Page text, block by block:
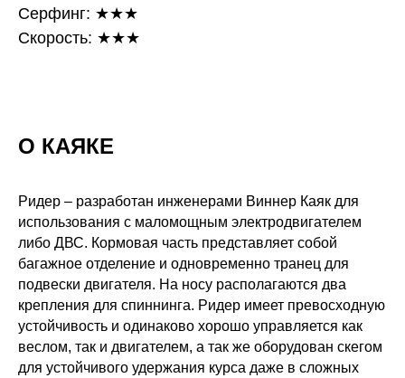
Серфинг: ★★★
Скорость: ★★★
О КАЯКЕ
Ридер – разработан инженерами Виннер Каяк для
использования с маломощным электродвигателем
либо ДВС. Кормовая часть представляет собой
багажное отделение и одновременно транец для
подвески двигателя. На носу располагаются два
крепления для спиннинга. Ридер имеет превосходную
устойчивость и одинаково хорошо управляется как
веслом, так и двигателем, а так же оборудован скегом
для устойчивого удержания курса даже в сложных